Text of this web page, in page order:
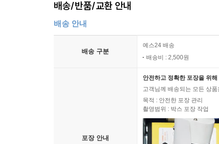
배송/반품/교환 안내
배송 안내
배송 구분
예스24 배송
배송비 : 2,500원
포장 안내
안전하고 정확한 포장을 위
고객님께 배송되는 모든 상
목적 : 안전한 포장 관리
촬영범위 : 박스 포장 작업